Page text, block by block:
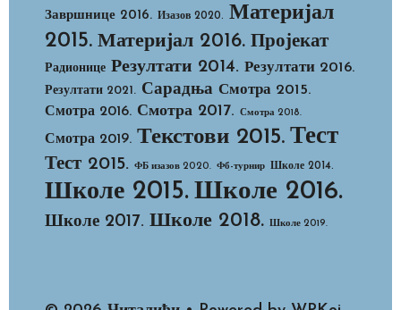
Завршнице 2016. Изазов 2020. Материјал
2015. Материјал 2016. Пројекат
Радионице Резултати 2014. Резултати 2016.
Резултати 2021. Сарадња Смотра 2015.
Смотра 2016. Смотра 2017. Смотра 2018.
Смотра 2019. Текстови 2015. Тест
Тест 2015. ФБ изазов 2020. Фб-турнир Школе 2014.
Школе 2015. Школе 2016.
Школе 2017. Школе 2018. Школе 2019.